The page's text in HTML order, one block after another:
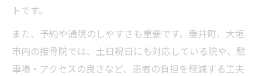
徴
根本改善を目指す接骨院のサポート体制と
は
トです。
また、予約や通院のしやすさも重要です。垂井町、大垣
市内の接骨院では、土日祝日にも対応している院や、駐
車場・アクセスの良さなど、患者の負担を軽減する工夫